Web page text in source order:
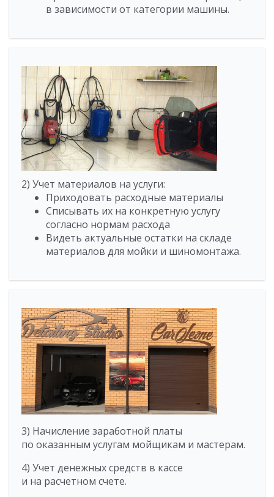
в зависимости от категории машины.
2) Учет материалов на услуги:
Приходовать расходные материалы
Списывать их на конкретную услугу
согласно нормам расхода
Видеть актуальные остатки на складе
материалов для мойки и шиномонтажа.
3) Начисление заработной платы
по оказанным услугам мойщикам и мастерам.
4) Учет денежных средств в кассе
и на расчетном счете.